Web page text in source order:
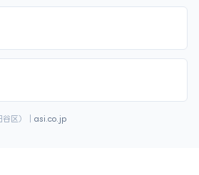
区）｜ asi.co.jp